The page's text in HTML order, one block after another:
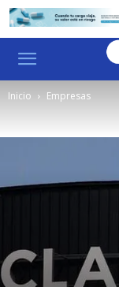
Inicio Empresas